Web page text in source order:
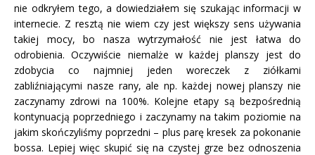
nie odkryłem tego, a dowiedziałem się szukając informacji w
internecie. Z resztą nie wiem czy jest większy sens używania
takiej mocy, bo nasza wytrzymałość nie jest łatwa do
odrobienia. Oczywiście niemalże w każdej planszy jest do
zdobycia co najmniej jeden woreczek z ziółkami
zabliźniającymi nasze rany, ale np. każdej nowej planszy nie
zaczynamy zdrowi na 100%. Kolejne etapy są bezpośrednią
kontynuacją poprzedniego i zaczynamy na takim poziomie na
jakim skończyliśmy poprzedni – plus parę kresek za pokonanie
bossa. Lepiej więc skupić się na czystej grze bez odnoszenia